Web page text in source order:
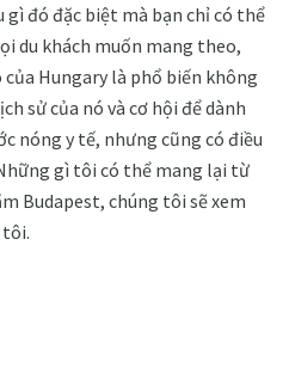
đó đặc biệt mà bạn chỉ có thể
du khách muốn mang theo,
Hungary là phổ biến không
sử của nó và cơ hội để dành
nóng y tế, nhưng cũng có điều
gì tôi có thể mang lại từ
Budapest, chúng tôi sẽ xem